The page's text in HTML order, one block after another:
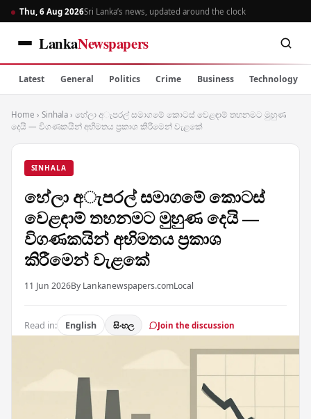
Thu, 6 Aug 2026Sri Lanka’s news, updated around the clock
LankaNewspapers
Latest General Politics Crime Business Technology
Home › Sinhala › හේලා අැපරල් සමාගමේ කොටස් වෙළඳාම් තහනමට මුහුණ
දෙයි — විගණකයින් අභිමතය ප්‍රකාශ කිරීමෙන් වැළකේ
SINHALA
හේලා අැපරල් සමාගමේ කොටස්
වෙළඳාම් තහනමට මුහුණ දෙයි —
විගණකයින් අභිමතය ප්‍රකාශ
කිරීමෙන් වැළකේ
11 Jun 2026By Lankanewspapers.comLocal
Read in: English සිංහල Join the discussion